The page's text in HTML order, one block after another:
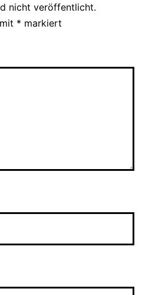
nicht veröffentlicht.
* markiert